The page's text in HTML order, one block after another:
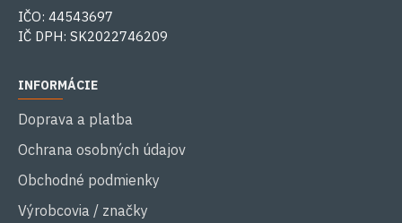
IČO: 44543697
IČ DPH: SK2022746209
INFORMÁCIE
Doprava a platba
Ochrana osobných údajov
Obchodné podmienky
Výrobcovia / značky